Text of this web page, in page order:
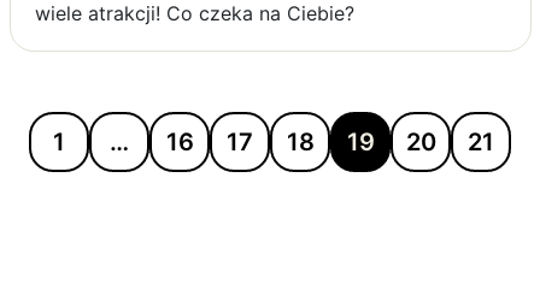
wiele atrakcji! Co czeka na Ciebie?
1 … 16 17 18 19 20 21